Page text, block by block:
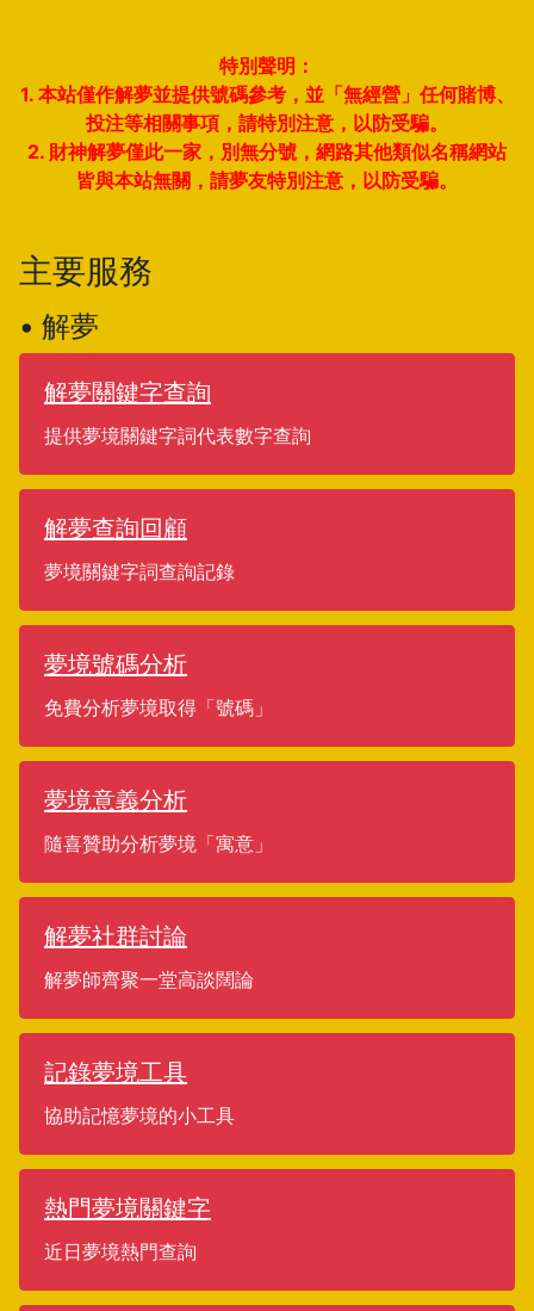
特別聲明：
1. 本站僅作解夢並提供號碼參考，並「無經營」任何賭博、
投注等相關事項，請特別注意，以防受騙。
2. 財神解夢僅此一家，別無分號，網路其他類似名稱網站
皆與本站無關，請夢友特別注意，以防受騙。
主要服務
• 解夢
解夢關鍵字查詢
提供夢境關鍵字詞代表數字查詢
解夢查詢回顧
夢境關鍵字詞查詢記錄
夢境號碼分析
免費分析夢境取得「號碼」
夢境意義分析
隨喜贊助分析夢境「寓意」
解夢社群討論
解夢師齊聚一堂高談闊論
記錄夢境工具
協助記憶夢境的小工具
熱門夢境關鍵字
近日夢境熱門查詢